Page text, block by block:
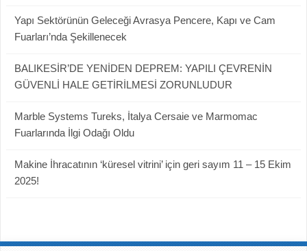
Yapı Sektörünün Geleceği Avrasya Pencere, Kapı ve Cam
Fuarları’nda Şekillenecek
BALIKESİR’DE YENİDEN DEPREM: YAPILI ÇEVRENİN
GÜVENLİ HALE GETİRİLMESİ ZORUNLUDUR
Marble Systems Tureks, İtalya Cersaie ve Marmomac
Fuarlarında İlgi Odağı Oldu
Makine İhracatının ‘küresel vitrini’ için geri sayım 11 – 15 Ekim
2025!